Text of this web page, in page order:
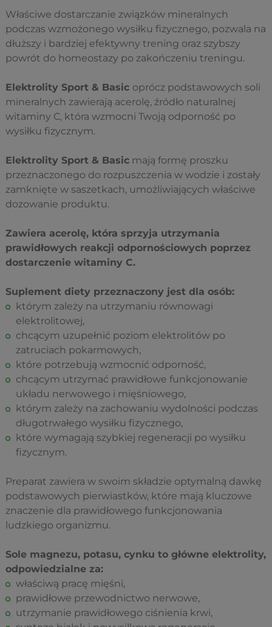
Właściwe dostarczanie związków mineralnych
podczas wzmożonego wysiłku fizycznego, pozwala na
dłuższy i bardziej efektywny trening oraz szybszy
powrót do homeostazy po zakończeniu treningu.
Elektrolity Sport & Basic oprócz podstawowych soli
mineralnych zawierają acerolę, źródło naturalnej
witaminy C, która wzmocni Twoją odporność po
wysiłku fizycznym.
Elektrolity Sport & Basic mają formę proszku
przeznaczonego do rozpuszczenia w wodzie i zostały
zamknięte w saszetkach, umożliwiających właściwe
dozowanie produktu.
Zawiera acerolę, która sprzyja utrzymania
prawidłowych reakcji odpornościowych poprzez
dostarczenie witaminy C.
Suplement diety przeznaczony jest dla osób:
którym zależy na utrzymaniu równowagi
elektrolitowej,
chcącym uzupełnić poziom elektrolitów po
zatruciach pokarmowych,
które potrzebują wzmocnić odporność,
chcącym utrzymać prawidłowe funkcjonowanie
układu nerwowego i mięśniowego,
którym zależy na zachowaniu wydolności podczas
długotrwałego wysiłku fizycznego,
które wymagają szybkiej regeneracji po wysiłku
fizycznym.
Preparat zawiera w swoim składzie optymalną dawkę
podstawowych pierwiastków, które mają kluczowe
znaczenie dla prawidłowego funkcjonowania
ludzkiego organizmu.
Sole magnezu, potasu, cynku to główne elektrolity,
odpowiedzialne za:
właściwą pracę mięśni,
prawidłowe przewodnictwo nerwowe,
utrzymanie prawidłowego ciśnienia krwi,